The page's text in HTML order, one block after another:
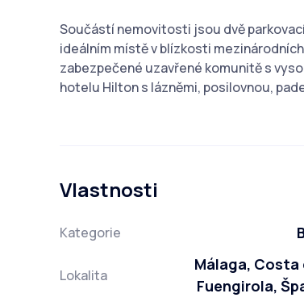
Součástí nemovitosti jsou dvě
ideálním místě v blízkosti
zabezpečené uzavřené komunitě s
hotelu Hilton s lázněmi, posilovnou,
Vlastnosti
Kategorie
Lokalita
Málaga, Costa
Fuengirola,